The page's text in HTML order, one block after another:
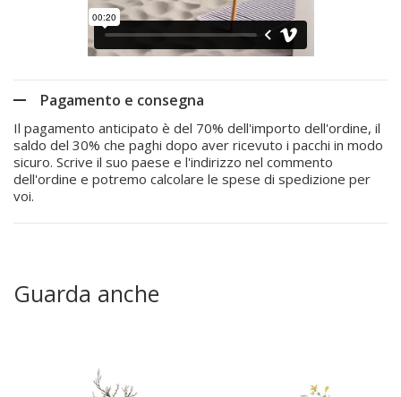
Pagamento e consegna
Il pagamento anticipato è del 70% dell'importo dell'ordine, il
saldo del 30% che paghi dopo aver ricevuto i pacchi in modo
sicuro. Scrive il suo paese e l'indirizzo nel commento
dell'ordine e potremo calcolare le spese di spedizione per
voi.
Guarda anche